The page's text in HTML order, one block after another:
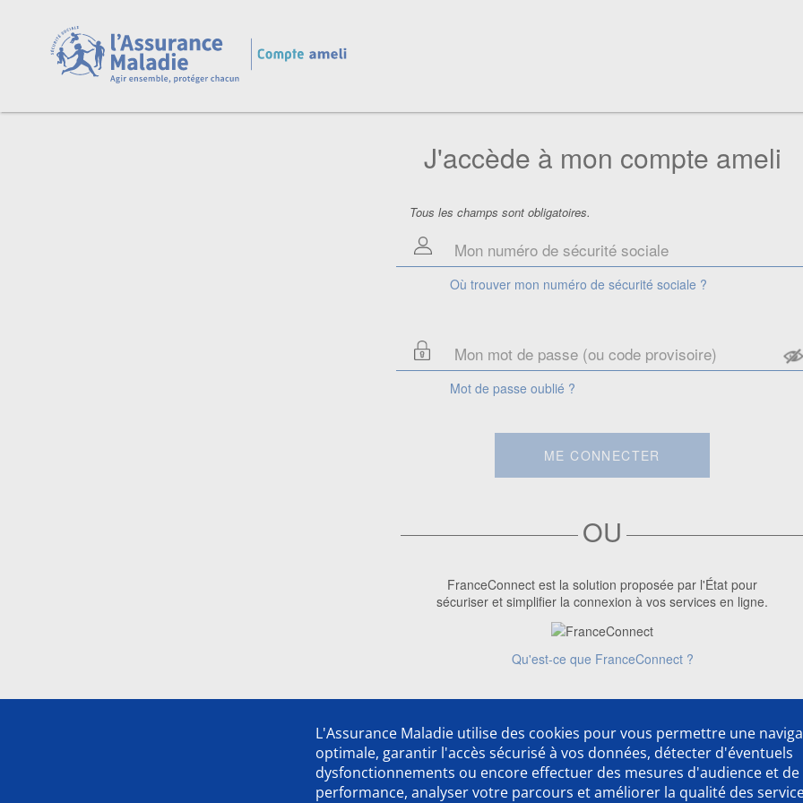
J'accède à mon compte ameli
Tous les champs sont obligatoires.
Où trouver mon numéro de sécurité sociale ?
Mot de passe oublié ?
ME CONNECTER
L'Assurance Maladie utilise des cookies pour vous permettre une
optimale, garantir l'accès sécurisé à vos données, détecter d'éventuels
dysfonctionnements ou encore effectuer des mesures d'audience et de
performance, analyser votre parcours et améliorer la qualité des
OU
FranceConnect est la solution proposée par l'État pour
sécuriser et simplifier la connexion à vos services en ligne.
Qu'est-ce que FranceConnect ?